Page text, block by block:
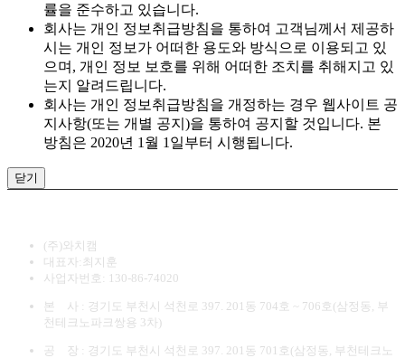
률을 준수하고 있습니다.
회사는 개인 정보취급방침을 통하여 고객님께서 제공하
시는 개인 정보가 어떠한 용도와 방식으로 이용되고 있
으며, 개인 정보 보호를 위해 어떠한 조치를 취해지고 있
는지 알려드립니다.
회사는 개인 정보취급방침을 개정하는 경우 웹사이트 공
지사항(또는 개별 공지)을 통하여 공지할 것입니다. 본
방침은 2020년 1월 1일부터 시행됩니다.
닫기
(주)와치캠
대표자:최지훈
사업자번호: 130-86-74020
본 사 : 경기도 부천시 석천로 397. 201동 704호 ~ 706호(삼정동, 부
천테크노파크쌍용 3차)
공 장 : 경기도 부천시 석천로 397. 201동 701호(삼정동, 부천테크노